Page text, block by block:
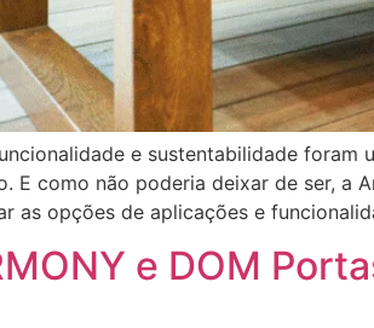
e sustentabilidade foram
E como não poderia deixar de ser, a
as opções de aplicações e
e DOM